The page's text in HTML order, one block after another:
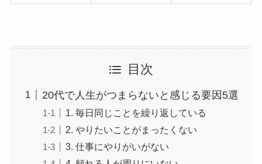
目次
20代で人生がつまらないと感じる要因5選
1. 毎日同じことを繰り返している
2. やりたいことがまったくない
3. 仕事にやりがいがない